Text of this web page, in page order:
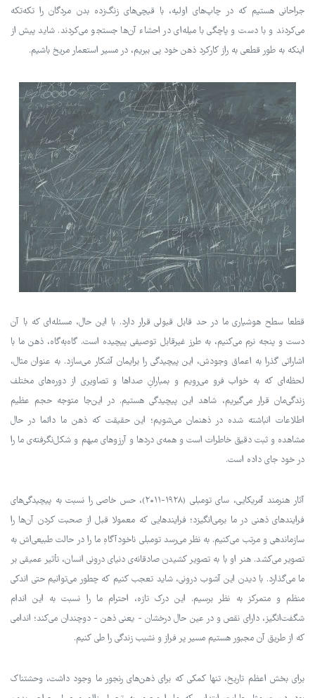
جراحانی هستیم که در چاپ‌های اولیه، با قیچی‌های زنگ‌زده بدن مردگان را تکه‌تکه
می‌کردند و با دست و پاچگی با میله‌ای در احشاء آن‌ها جستجو می‌کردند. شاید پیش از
اینکه به طور قطعی به راز کارکرد ذهن خود پی ببریم، در مسیر استعمار مریخ باشیم.
قطعا سطح هوشیاری ما در حد قابل قبولی قرار دارد. با این حال، مسئله‌ای که با آن
دست و پنجه نرم می‌کنیم، به طرز غیرقابل توصیفی پیچیده است. گاه‌به‌گاه، ذهن ما با
اشاراتی گذرا به اعماق وجودش، این پیچیدگی را برایمان آشکار می‌سازد. به عنوان مثال،
لحظه‌ای که به خواب فرو می‌رویم و بمبارانِ صداها و تصاویری از دوره‌های مختلف
زندگی‌مان قرار می‌گیریم، شاهد این پیچیدگی هستیم. در این‌جا متوجه حجم عظیم
اطلاعات انباشته شده در ذهنمان می‌شویم؛ این حقیقت که ذهن ما دائما در حال
مشاهده و ثبت دقیق خاطرات است و همه‌ی دردها و آرزوهای مبهم و شکل‌نگرفته‌ی ما را
در خود جای داده است.
آثار هنرمند آمریکایی، سای تومبلی (۱۹۲۸-۲۰۱۱)، حس خاصی را نسبت به پیچیدگی‌های
فرایندهای ذهنی در ما برمی‌انگیزد؛ فرایندهایی که معمولا قبل از صحبت کردن آن‌ها را
سازماندهی و مرتب می‌کنیم. به نظر می‌رسد تومبلی ناخودآگاهِ ما را در حالت طبیعی‌اش به
تصویر می‌کشد. هنر او با به تصویر کشیدن صادقانه‌ی دنیای درونی انسان، تأثیر عمیقی بر
ما می‌گذارد. با دیدن این آشوب درونی، شاید تعجب کنیم که چطور می‌توانیم حتی اندکی
منظم و متمرکز به نظر برسیم. این درک تازه، احترام ما را نسبت به این اندام
شگفت‌انگیز، دارای نقص و در عین حال درخشان - یعنی ذهن - دوچندان می‌کند؛ اندامی
که از طریق آن مجبور هستیم مسیر پر فراز و نشیب زندگی را طی کنیم.
برای بخش اعظم تاریخ، تنها کمکی که برای ذهن‌های رنجور ما وجود داشت، وحشتناک